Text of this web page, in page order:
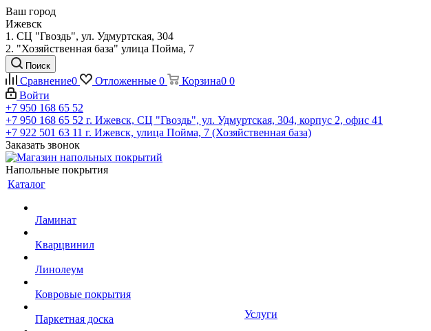
Ваш город
Ижевск
1. СЦ "Гвоздь", ул. Удмуртская, 304
2. "Хозяйственная база" улица Пойма, 7
Поиск
Сравнение0 Отложенные 0 Корзина0 0
Войти
+7 950 168 65 52
+7 950 168 65 52 г. Ижевск, СЦ "Гвоздь", ул. Удмуртская, 304, корпус 2, офис 41
+7 922 501 63 11 г. Ижевск, улица Пойма, 7 (Хозяйственная база)
Заказать звонок
Напольные покрытия
Каталог
Ламинат
Кварцвинил
Линолеум
Ковровые покрытия
Паркетная доска
Услуги